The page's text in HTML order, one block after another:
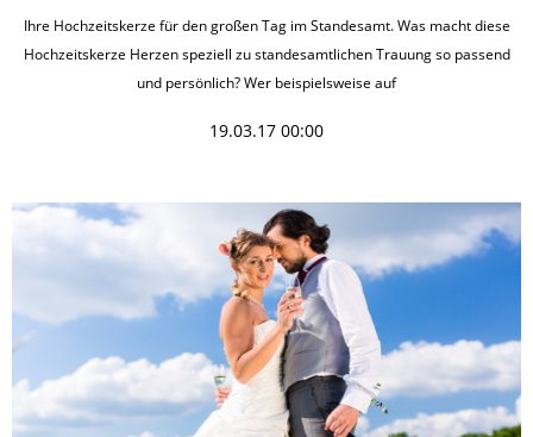
Ihre Hochzeitskerze für den großen Tag im Standesamt. Was macht diese
Hochzeitskerze Herzen speziell zu standesamtlichen Trauung so passend
und persönlich? Wer beispielsweise auf
19.03.17 00:00